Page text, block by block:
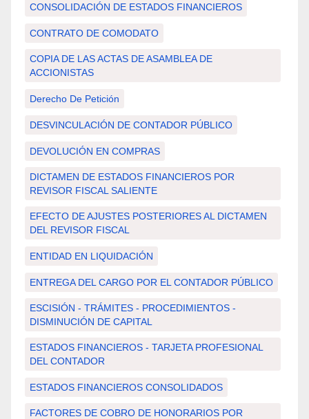
CONSOLIDACIÓN DE ESTADOS FINANCIEROS
CONTRATO DE COMODATO
COPIA DE LAS ACTAS DE ASAMBLEA DE
ACCIONISTAS
Derecho De Petición
DESVINCULACIÓN DE CONTADOR PÚBLICO
DEVOLUCIÓN EN COMPRAS
DICTAMEN DE ESTADOS FINANCIEROS POR
REVISOR FISCAL SALIENTE
EFECTO DE AJUSTES POSTERIORES AL DICTAMEN
DEL REVISOR FISCAL
ENTIDAD EN LIQUIDACIÓN
ENTREGA DEL CARGO POR EL CONTADOR PÚBLICO
ESCISIÓN - TRÁMITES - PROCEDIMIENTOS -
DISMINUCIÓN DE CAPITAL
ESTADOS FINANCIEROS - TARJETA PROFESIONAL
DEL CONTADOR
ESTADOS FINANCIEROS CONSOLIDADOS
FACTORES DE COBRO DE HONORARIOS POR